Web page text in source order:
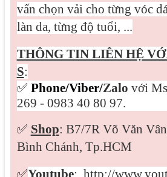
vấn chọn vải cho từng vóc
làn da, từng độ tuổi, ...
THÔNG TIN LIÊN HỆ
S:
✅ Phone/Viber/Zalo với
269 - 0983 40 80 97.
✅ Shop: B7/7R Võ Văn
Bình Chánh, Tp.HCM